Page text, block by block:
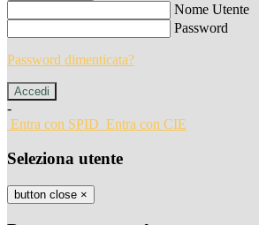
Nome Utente
Password
Password dimenticata?
-
Entra con SPID Entra con CIE
Seleziona utente
button close ×